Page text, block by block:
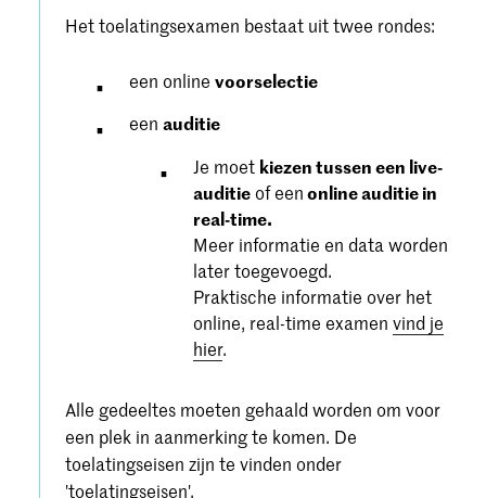
Het toelatingsexamen bestaat uit twee rondes:
een onlinevoorselectie
eenauditie
Je moet kiezen tussen een live-
auditieof eenonline auditie in
real-time.
Meer informatie en data worden
later toegevoegd.
Praktische informatie over het
online, real-time examenvind je
hier.
Alle gedeeltes moeten gehaald worden om voor
een plek in aanmerking te komen. De
toelatingseisen zijn te vinden onder
'toelatingseisen'.